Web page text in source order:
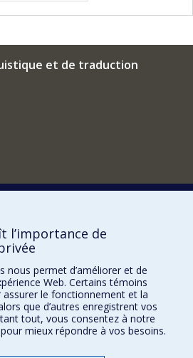
et de traduction
SCIENCES
l’importance de
nous permet d’améliorer et de
Web. Certains témoins
le fonctionnement et la
que d’autres enregistrent vos
tout, vous consentez à notre
mieux répondre à vos besoins.